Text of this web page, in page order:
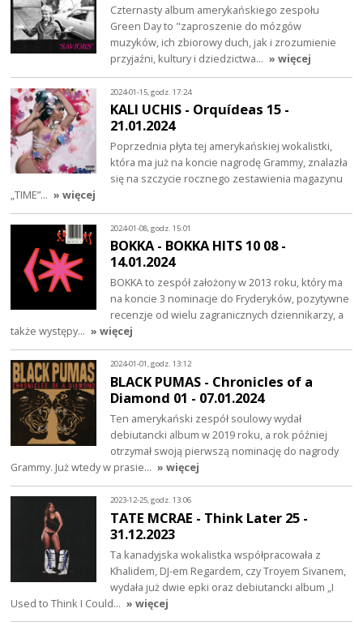
Czternasty album amerykańskiego zespołu
Green Day to "zaproszenie do mózgów
muzyków, ich zbiorowy duch, jak i zrozumienie
przyjaźni, kultury i dziedzictwa… » więcej
2024-01-15, godz. 17:24
KALI UCHIS - Orquídeas 15 -
21.01.2024
Poprzednia płyta tej amerykańskiej wokalistki,
która ma już na koncie nagrodę Grammy, znalazła
się na szczycie rocznego zestawienia magazynu
„TIME”… » więcej
2024-01-08, godz. 15:01
BOKKA - BOKKA HITS 10 08 -
14.01.2024
BOKKA to zespół założony w 2013 roku, który ma
na koncie 3 nominacje do Fryderyków, pozytywne
recenzje od wielu zagranicznych dziennikarzy, a
także występy… » więcej
2024-01-01, godz. 13:12
BLACK PUMAS - Chronicles of a
Diamond 01 - 07.01.2024
Ten amerykański zespół soulowy wydał
debiutancki album w 2019 roku, a rok później
otrzymał swoją pierwszą nominację do nagrody
Grammy. Już wtedy w prasie… » więcej
2023-12-25, godz. 13:06
TATE MCRAE - Think Later 25 -
31.12.2023
Ta kanadyjska wokalistka współpracowała z
Khalidem, DJ-em Regardem, czy Troyem Sivanem,
wydała już dwie epki oraz debiutancki album „I
Used to Think I Could… » więcej